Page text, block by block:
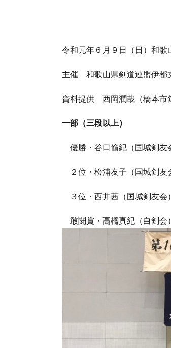
令和元年６月９日（日）和歌
主催 和歌山県剣道連盟伊都
資料提供 西岡潤哉（橋本市
一部（三段以上）
優勝・谷口愉紀（国城剣友
２位・松浦友子（国城剣友
３位・西井茜（国城剣友会
敢闘賞・高橋真紀（白剣会